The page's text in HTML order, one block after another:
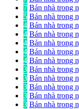
7 Bán nhà trong
5 Bán nhà trong
4 Bán nhà trong
4 Bán nhà trong
4 Bán nhà trong
4 Bán nhà trong
4 Bán nhà trong
3 Bán nhà trong
3 Bán nhà trong
3 Bán nhà trong
3 Bán nhà trong
3 Bán nhà trong